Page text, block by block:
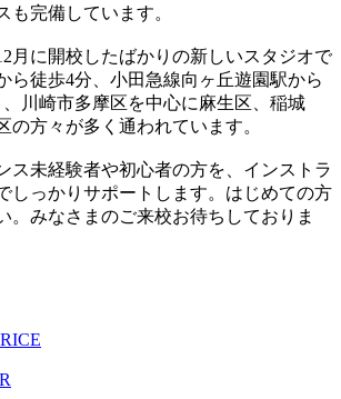
も完備しています。
月に開校したばかりの新しいスタジオで
ら徒歩4分、小田急線向ヶ丘遊園駅から
川崎市多摩区を中心に麻生区、稲城
の方々が多く通われています。
ス未経験者や初心者の方を、インストラ
しっかりサポートします。はじめての方
。みなさまのご来校お待ちしておりま